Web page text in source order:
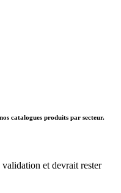
catalogues produits par secteur.
validation et devrait rester